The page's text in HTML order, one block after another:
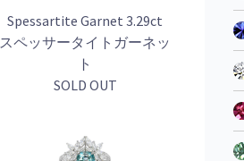
Spessartite Garnet 3.29ct
スペッサータイトガーネッ
ト
SOLD OUT